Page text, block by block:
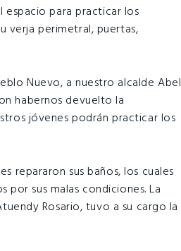
para practicar los
verja perimetral, puertas,
Nuevo, a nuestro alcalde Abel
habernos devuelto la
jóvenes podrán practicar los
repararon sus baños, los cuales
por sus malas condiciones. La
Rosario, tuvo a su cargo la